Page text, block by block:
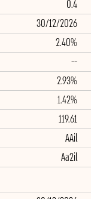
0.4
30/12/2026
2.40%
--
2.93%
1.42%
119.61
AAil
Aa2il